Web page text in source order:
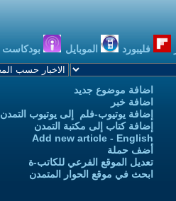
فليبورد الموبايل بودكاست
اضافة موضوع جديد
اضافة خبر
إضافة يوتيوب-فلم إلى يوتيوب التمدن
إضافة كتاب إلى مكتبة التمدن
Add new article - English
أضف حملة
تعديل الموقع الفرعي للكاتب-ة
ابحث في موقع الحوار المتمدن